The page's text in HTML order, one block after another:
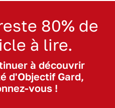
80% de
à lire.
à découvrir
d'Objectif Gard,
vous !